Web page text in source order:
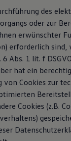
des
oder zur
erwünschter
erforderlich sind,
Abs. 1 lit. f
hat ein
von Cookies zur
Cookies (z.B.